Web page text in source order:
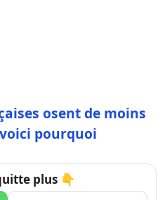
osent de moins
pourquoi
plus 👇